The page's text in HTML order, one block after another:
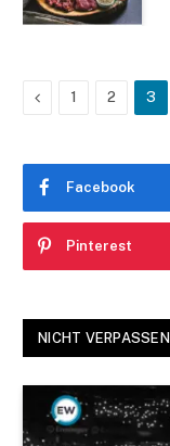
Previous
1 2 3
Facebook
Pinterest
NICHT VERPASSEN